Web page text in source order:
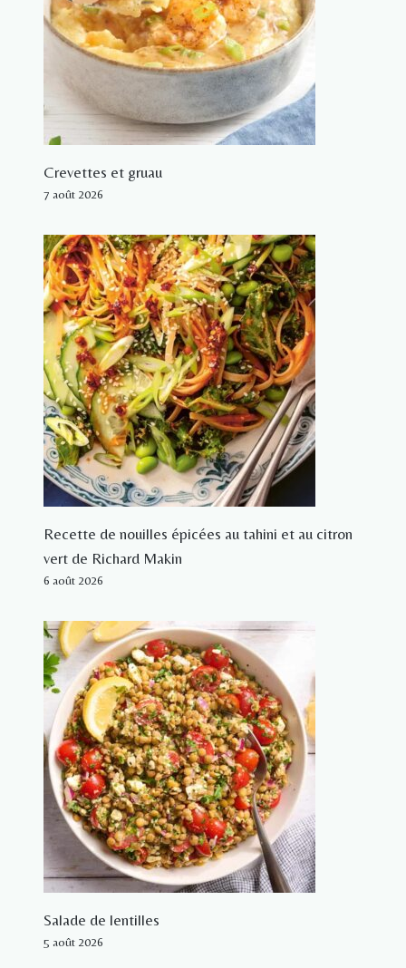
Crevettes et gruau
7 août 2026
Recette de nouilles épicées au tahini et au citron
vert de Richard Makin
6 août 2026
Salade de lentilles
5 août 2026